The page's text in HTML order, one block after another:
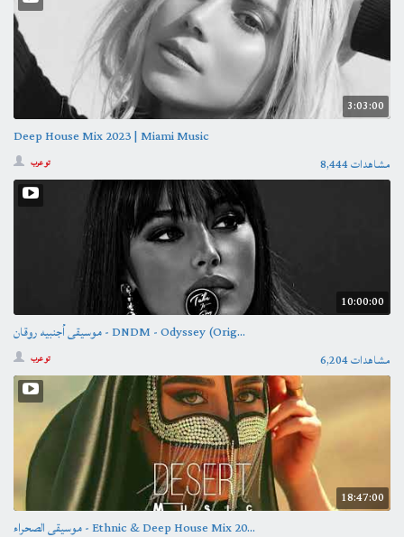
3:03:00
Deep House Mix 2023 | Miami Music
تو عرب 8,444 مشاهدات
10:00:00
موسيقى أجنبيه روقان - DNDM - Odyssey (Orig...
تو عرب 6,204 مشاهدات
18:47:00
موسيقى الصحراء - Ethnic & Deep House Mix 20...